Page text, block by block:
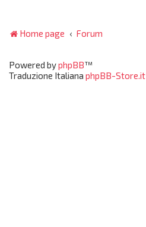
Home page Forum
Powered byphpBB™
Traduzione Italiana phpBB-Store.it